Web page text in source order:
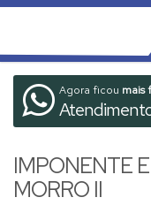
Agora ficou mais
IMPONENTE
MORRO II